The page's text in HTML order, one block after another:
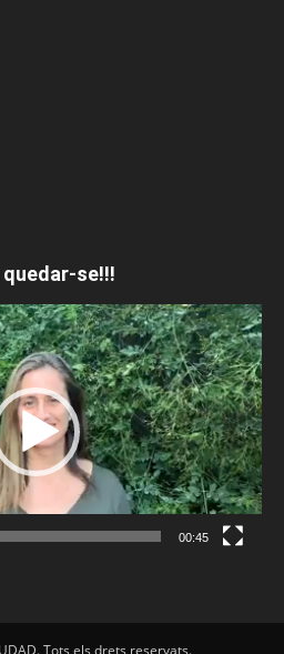
quedar-se!!!
00:45
Tots els drets reservats.